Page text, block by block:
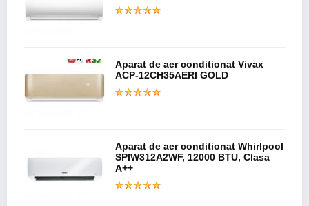
Aparat de aer conditionat Vivax
ACP-12CH35AERI GOLD
Aparat de aer conditionat Whirlpool
SPIW312A2WF, 12000 BTU, Clasa
A++